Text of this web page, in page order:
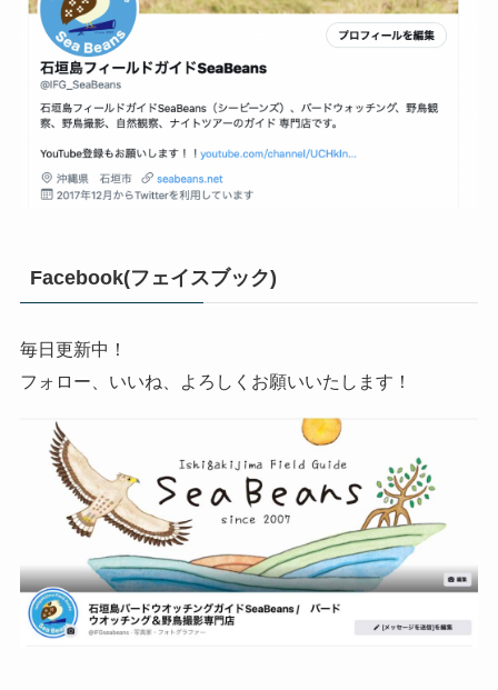
Facebook(フェイスブック)
毎日更新中！
フォロー、いいね、よろしくお願いいたします！